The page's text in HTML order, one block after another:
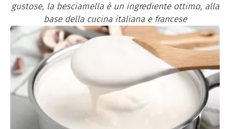
gustose, la besciamella è un ingrediente ottimo, alla
base della cucina italiana e francese